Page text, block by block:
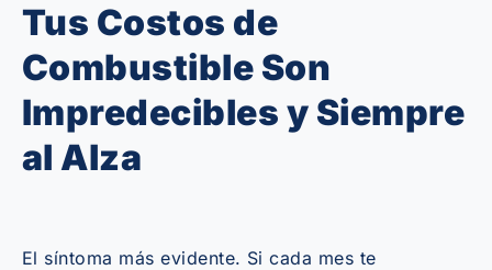
Tus Costos de
Combustible Son
Impredecibles y Siempre
al Alza
El síntoma más evidente. Si cada mes te